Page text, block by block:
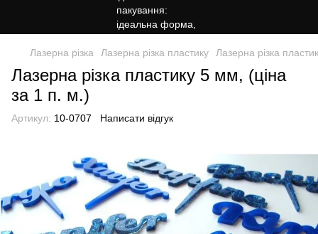
Лазерна різка Лазерна різка пластику Лазерна різка
Лазерна різка пластику 5 мм, (ціна
за 1 п. м.)
Артикул: 10-0707 Написати відгук